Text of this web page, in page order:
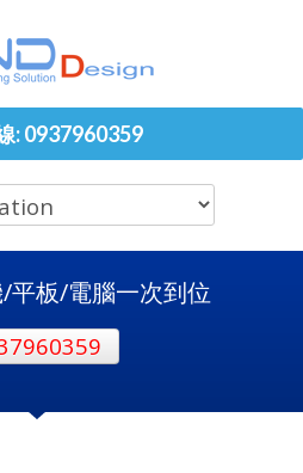
: 0937960359
平板/電腦一次到位